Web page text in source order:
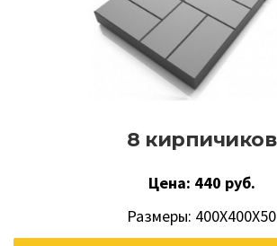
8 кирпичиков
Цена: 440 руб.
Размеры: 400Х400Х50